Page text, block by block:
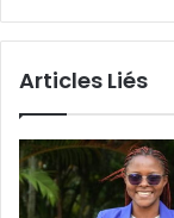
d
a
n
t
u
l
T
c
h
Articles Liés